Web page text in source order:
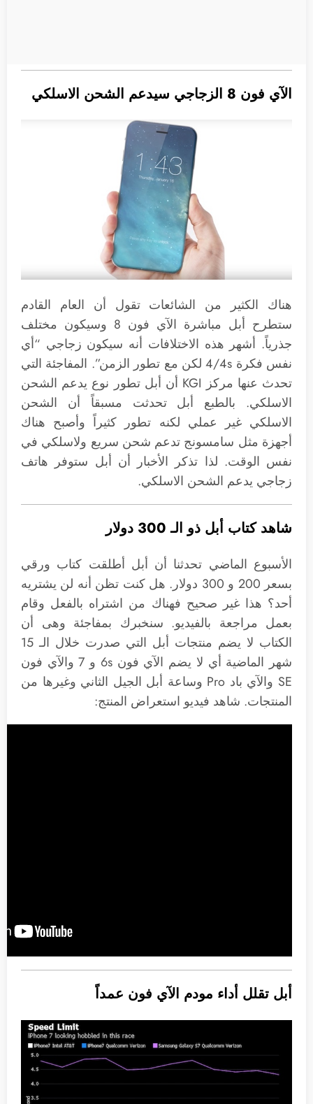
الآي فون 8 الزجاجي سيدعم الشحن الاسلكي
هناك الكثير من الشائعات تقول أن العام القادم
ستطرح أبل مباشرة الآي فون 8 وسيكون مختلف
جذرياً. أشهر هذه الاختلافات أنه سيكون زجاجي “أي
نفس فكرة 4/4s لكن مع تطور الزمن”. المفاجئة التي
تحدث عنها مركز KGI أن أبل تطور نوع يدعم الشحن
الاسلكي. بالطبع أبل تحدثت مسبقاً أن الشحن
الاسلكي غير عملي لكنه تطور كثيراً وأصبح هناك
أجهزة مثل سامسونج تدعم شحن سريع ولاسلكي في
نفس الوقت. لذا تذكر الأخبار أن أبل ستوفر هاتف
زجاجي يدعم الشحن الاسلكي.
شاهد كتاب أبل ذو الـ 300 دولار
الأسبوع الماضي تحدثنا أن أبل أطلقت كتاب ورقي
بسعر 200 و 300 دولار. هل كنت تظن أنه لن يشتريه
أحد؟ هذا غير صحيح فهناك من اشتراه بالفعل وقام
بعمل مراجعة بالفيديو. سنخبرك بمفاجئة وهى أن
الكتاب لا يضم منتجات أبل التي صدرت خلال الـ 15
شهر الماضية أي لا يضم الآي فون 6s و 7 والآي فون
SE والآي باد Pro وساعة أبل الجيل الثاني وغيرها من
المنتجات. شاهد فيديو استعراض المنتج:
أبل تقلل أداء مودم الآي فون عمداً